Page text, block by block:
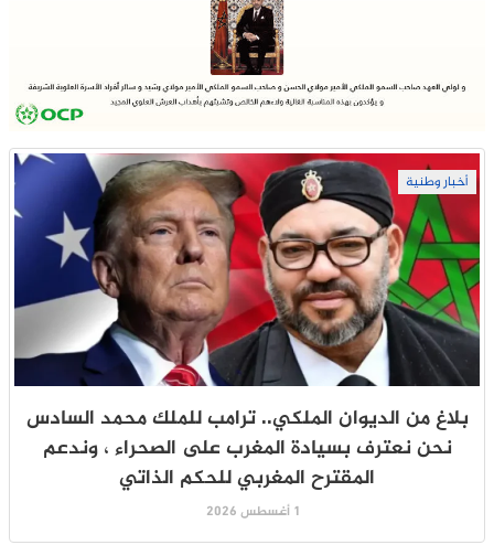
أخبار وطنية
بلاغ من الديوان الملكي.. ترامب للملك محمد السادس
نحن نعترف بسيادة المغرب على الصحراء ، وندعم
المقترح المغربي للحكم الذاتي
1 أغسطس 2026